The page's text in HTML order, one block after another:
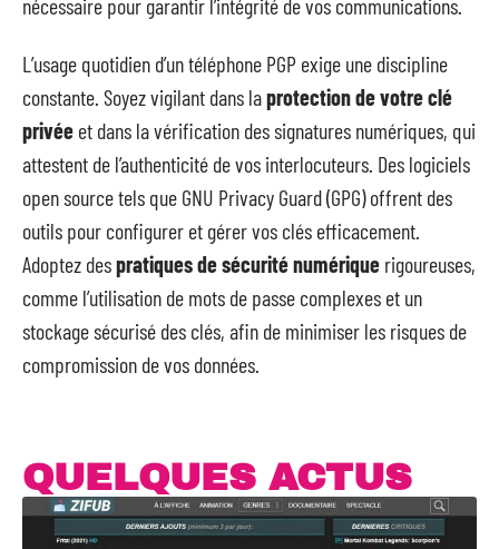
nécessaire pour garantir l’intégrité de vos communications.
L’usage quotidien d’un téléphone PGP exige une discipline
constante. Soyez vigilant dans laprotection de votre clé
privée et dans la vérification des signatures numériques, qui
attestent de l’authenticité de vos interlocuteurs. Des logiciels
open source tels que GNU Privacy Guard (GPG) offrent des
outils pour configurer et gérer vos clés efficacement.
Adoptez despratiques de sécurité numérique rigoureuses,
comme l’utilisation de mots de passe complexes et un
stockage sécurisé des clés, afin de minimiser les risques de
compromission de vos données.
QUELQUES ACTUS